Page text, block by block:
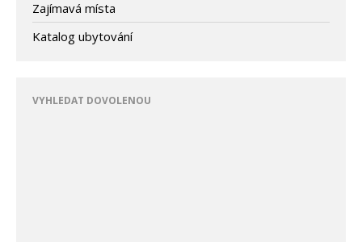
Zajímavá místa
Katalog ubytování
VYHLEDAT DOVOLENOU